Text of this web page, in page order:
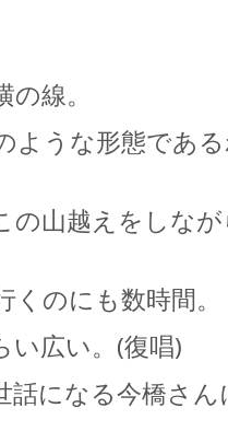
線。
ような形態であ
の山越えをしな
のにも数時間。
い広い。(復唱)
話になる今橋さ